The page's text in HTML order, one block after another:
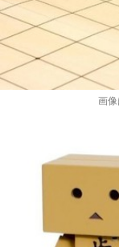
画